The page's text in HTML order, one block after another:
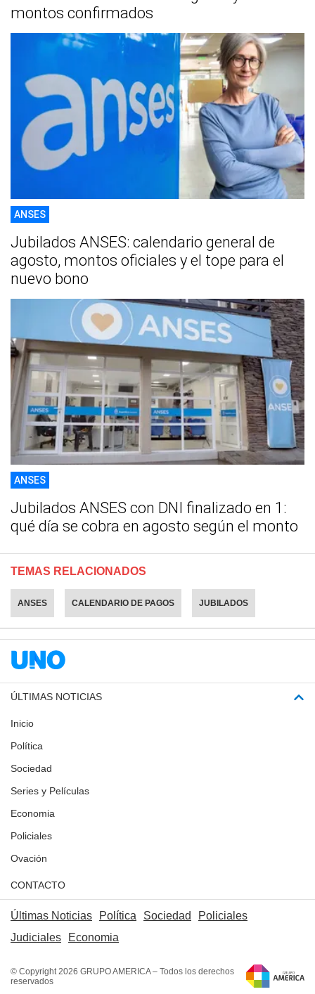
montos confirmados
ANSES
Jubilados ANSES: calendario general de
agosto, montos oficiales y el tope para el
nuevo bono
ANSES
Jubilados ANSES con DNI finalizado en 1:
qué día se cobra en agosto según el monto
TEMAS RELACIONADOS
ANSES CALENDARIO DE PAGOS JUBILADOS
ÚLTIMAS NOTICIAS
Inicio
Política
Sociedad
Series y Películas
Economia
Policiales
Ovación
CONTACTO
Últimas Noticias Política Sociedad
Policiales
Judiciales
Economia
© Copyright 2026 GRUPO AMERICA – Todos los derechos
reservados